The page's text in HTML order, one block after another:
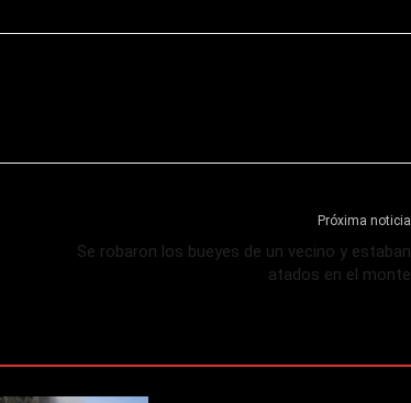
Próxima noticia
Se robaron los bueyes de un vecino y estaban
atados en el monte